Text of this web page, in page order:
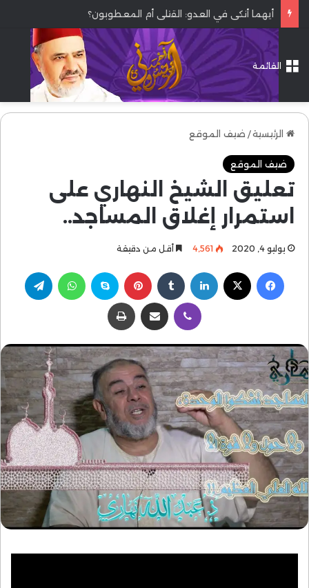
أيهما أنكى في العدو: القتلى أم المعطوبون؟
القائمة
الرئيسية/ ضيف الموقع
ضيف الموقع
تعليق الشيخ النهاري على
استمرار إغلاق المساجد..
يوليو 4, 2020 4٬561 أقل من دقيقة
فيسبوك لينكدإن بينتيريست سكايب واتساب
ڤايبر مشاركة عبر البريد طباعة